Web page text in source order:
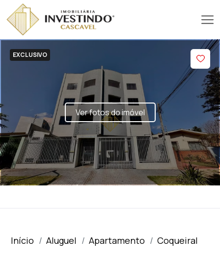
EXCLUSIVO
Ver fotos do imóvel
Início Aluguel Apartamento Coqueiral